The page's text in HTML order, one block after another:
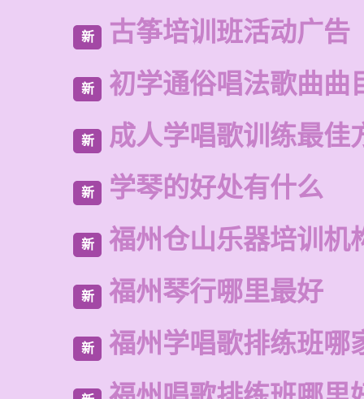
新 古筝培训班活动广告
新 初学通俗唱法歌曲曲
新 成人学唱歌训练最佳
新 学琴的好处有什么
新 福州仓山乐器培训机
新 福州琴行哪里最好
新 福州学唱歌排练班哪